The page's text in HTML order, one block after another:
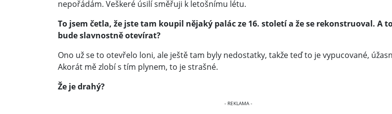
nepořádám. Veškeré úsilí směřuji k letošnímu létu.
To jsem četla, že jste tam koupil nějaký palác ze 16. století a že se rekonstruoval. A
bude slavnostně otevírat?
Ono už se to otevřelo loni, ale ještě tam byly nedostatky, takže teď to je vypucované,
Akorát mě zlobí s tím plynem, to je strašné.
Že je drahý?